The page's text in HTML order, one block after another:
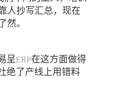
人抄写汇总，现在
然。
呈ERP在这方面做得
绝了产线上用错料